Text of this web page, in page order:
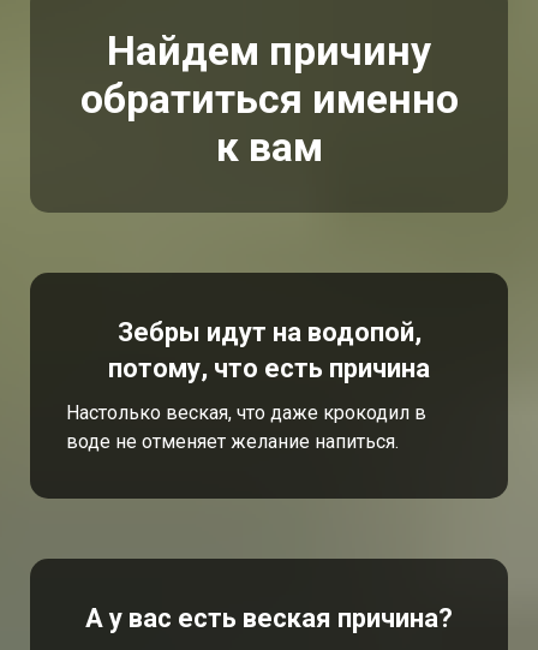
Найдем причину
обратиться именно
к вам
Зебры идут на водопой,
потому, что есть причина
Настолько веская, что даже крокодил в
воде не отменяет желание напиться.
А у вас есть веская причина?